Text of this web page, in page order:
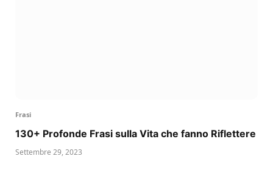
Frasi
130+ Profonde Frasi sulla Vita che fanno Riflettere
Settembre 29, 2023